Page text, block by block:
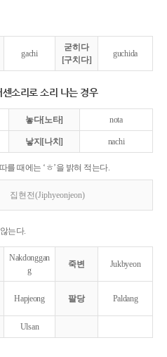
gachi
굳히다
[구치다]
guchida
센소리로 소리 나는 경우
놓다[노타] nota
낳지[나치] nachi
를 때에는 ‘ㅎ’을 밝혀 적는다.
집현전(Jiphyeonjeon)
는다.
Nakdonggan
g
죽변 Jukbyeon
Hapjeong 팔당 Paldang
Ulsan